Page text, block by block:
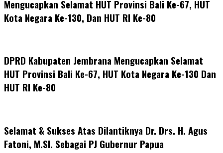
Mengucapkan Selamat HUT Provinsi Bali Ke-67, HUT
Kota Negara Ke-130, Dan HUT RI Ke-80
DPRD Kabupaten Jembrana Mengucapkan Selamat
HUT Provinsi Bali Ke-67, HUT Kota Negara Ke-130 Dan
HUT RI Ke-80
Selamat & Sukses Atas Dilantiknya Dr. Drs. H. Agus
Fatoni, M.SI. Sebagai PJ Gubernur Papua